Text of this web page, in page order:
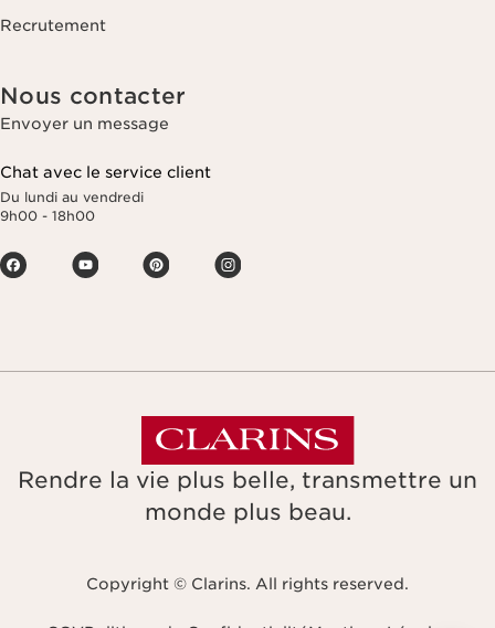
Recrutement
Nous contacter
Envoyer un message
Chat avec le service client
Du lundi au vendredi
9h00 - 18h00
Rendre la vie plus belle, transmettre un
monde plus beau.
Copyright © Clarins. All rights reserved.